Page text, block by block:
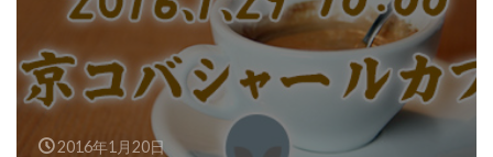
2016年1月20日